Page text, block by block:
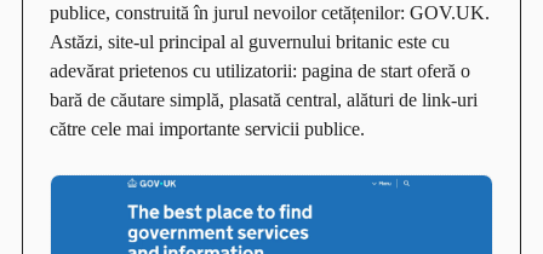
publice, construită în jurul nevoilor cetățenilor: GOV.UK.
Astăzi, site-ul principal al guvernului britanic este cu
adevărat prietenos cu utilizatorii: pagina de start oferă o
bară de căutare simplă, plasată central, alături de link-uri
către cele mai importante servicii publice.